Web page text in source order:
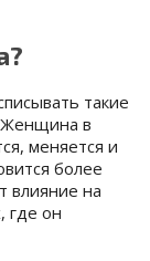
такие
Женщина в
меняется и
более
влияние на
где он